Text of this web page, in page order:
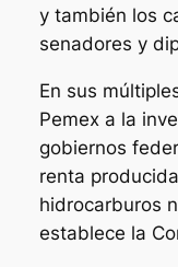
y también los
senadores y
En sus
Pemex a la
gobiernos
renta
hidrocarburos
establece la